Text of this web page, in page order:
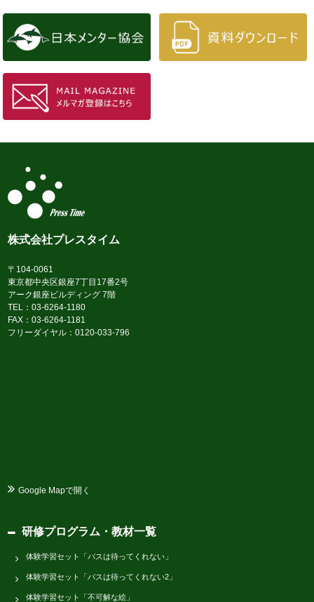
株式会社プレスタイム
〒104-0061
東京都中央区銀座7丁目17番2号
アーク銀座ビルディング 7階
TEL：03-6264-1180
FAX：03-6264-1181
フリーダイヤル：0120-033-796
Google Mapで開く
研修プログラム・教材一覧
体験学習セット「バスは待ってくれない」
体験学習セット「バスは待ってくれない2」
体験学習セット「不可解な絵」